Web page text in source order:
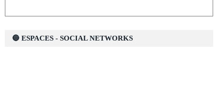
🔵 ESPACES - SOCIAL NETWORKS